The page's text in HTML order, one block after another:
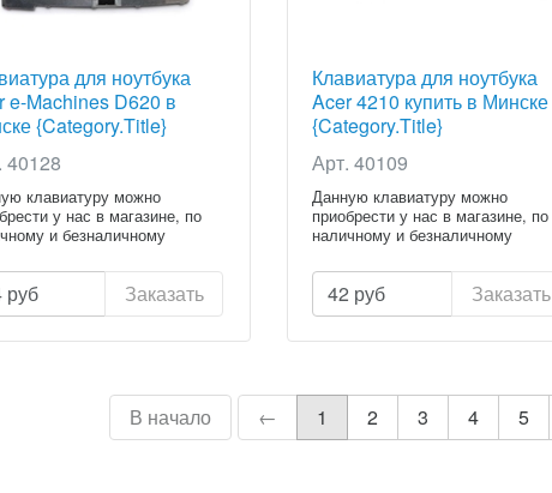
для ноутбука
e-Machines D620 в
{Category.Title}
40128
клавиатуру можно
у нас в магазине, по
и безналичному
руб Заказать
Клавиатура для ноутбука
Acer 4210 купить в Минске
{Category.Title}
Арт. 40109
Данную клавиатуру можно
приобрести у нас в магазине, по
наличному и безналичному
42 руб Заказать
В начало ← 1 2 3 4 5